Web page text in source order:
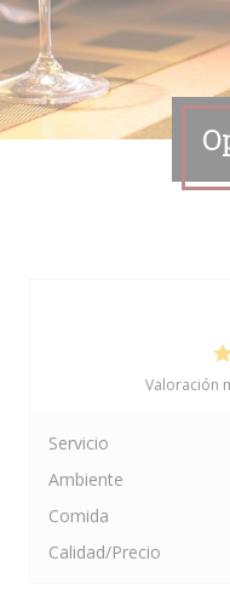
Valoración
Servicio
Ambiente
Comida
Calidad/Precio